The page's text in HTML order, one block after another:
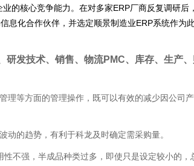
的核心竞争能力。在对多家ERP厂商反复调研后，
息化合作伙伴，并选定顺景制造业ERP系统作为
研发技术、销售、物流PMC、库存、生产
理等方面的管理操作，既可以有效的减少因公司
动的趋势，有利于科龙及时确定需采购量。
不强，半成品种类过多，即使只是设定较小的 ，